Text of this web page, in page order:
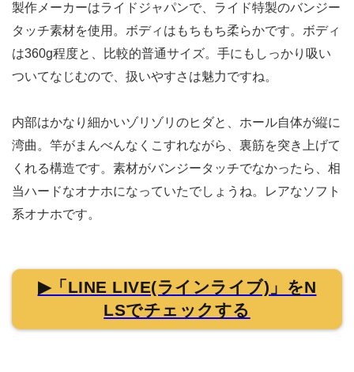
製作メーカーはライドジャパンで、ライド特製のバンジー
タッチ素材を使用。ボディはもちもち柔らかです。ボディ
は360g程度と、比較的普通サイズ。手にもしっかり吸い
ついてなじむので、扱いやすさは魅力ですね。
内部はかなり細かいゾリゾリのヒダと、ホール自体が縦に
湾曲。竿がまんべんなくこすれながら、裏筋を突き上げて
くれる構造です。素材がバンジータッチでなかったら、相
当ハードなオナホになっていたでしょうね。レアなソフト
系オナホです。
▶「LINE LIVE(ラインライブ)」をN
LSでチェックする